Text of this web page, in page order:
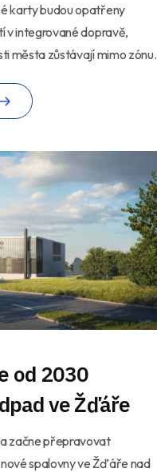
karty budou opatřeny
v integrované dopravě,
města zůstávají mimo zónu.
od 2030
ve Žďáře
začne přepravovat
spalovny ve Žďáře nad